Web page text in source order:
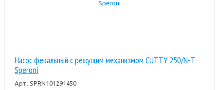
Насос фекальный с режущим механизмом CUTTY 250/N-T
Speroni
Арт. SPRN101291450